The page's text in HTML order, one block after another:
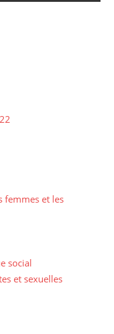
femmes et les
social
et sexuelles